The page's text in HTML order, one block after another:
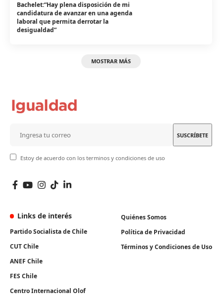
Bachelet:“Hay plena disposición de mi
candidatura de avanzar en una agenda
laboral que permita derrotar la
desigualdad”
MOSTRAR MÁS
Estoy de acuerdo con los terminos y condiciones de uso
Links de interés
Partido Socialista de Chile
CUT Chile
ANEF Chile
FES Chile
Centro Internacional Olof
Quiénes Somos
Política de Privacidad
Términos y Condiciones de Uso